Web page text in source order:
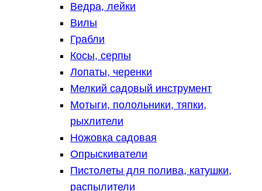
Ведра, лейки
Вилы
Грабли
Косы, серпы
Лопаты, черенки
Мелкий садовый инструмент
Мотыги, полольники, тяпки,
рыхлители
Ножовка садовая
Опрыскиватели
Пистолеты для полива, катушки,
распылители